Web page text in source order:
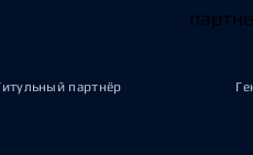
партнёр